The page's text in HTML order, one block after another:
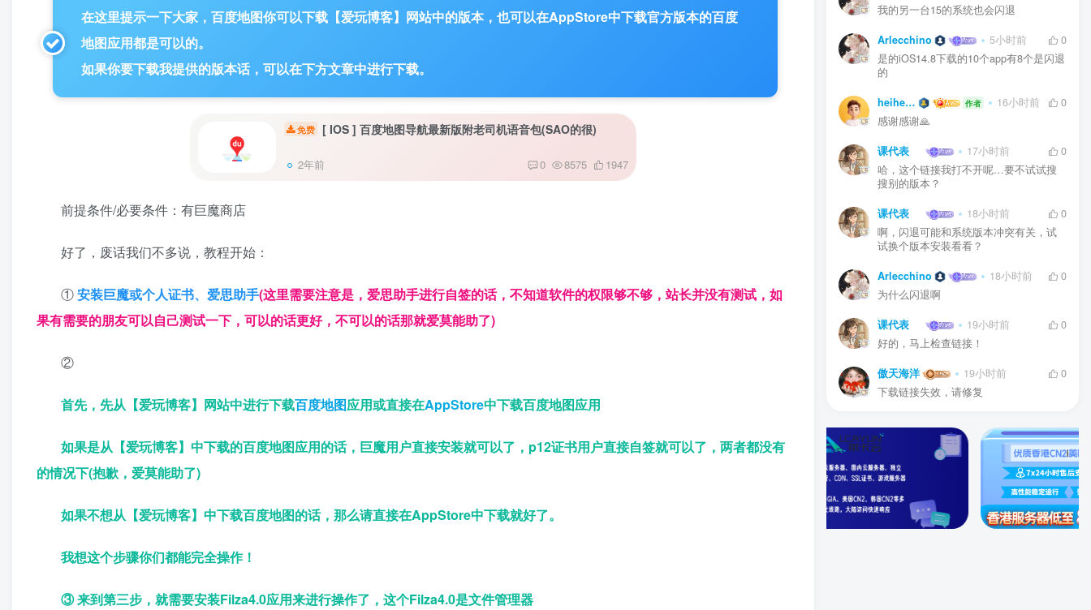
在这里提示一下大家，百度地图你可以下载【爱玩博客】网站中的版本，也可以在AppStore中下载官方版本的百度
地图应用都是可以的。
如果你要下载我提供的版本话，可以在下方文章中进行下载。
免费 [ IOS ] 百度地图导航最新版附老司机语音包(SAO的很)
2年前 0 8575 1947
前提条件/必要条件：有巨魔商店
好了，废话我们不多说，教程开始：
①安装巨魔或个人证书、爱思助手(这里需要注意是，爱思助手进行自签的话，不知道软件的权限够不够，站长并没有测试，如
果有需要的朋友可以自己测试一下，可以的话更好，不可以的话那就爱莫能助了)
②
首先，先从【爱玩博客】网站中进行下载百度地图应用或直接在AppStore中下载百度地图应用
如果是从【爱玩博客】中下载的百度地图应用的话，巨魔用户直接安装就可以了，p12证书用户直接自签就可以了，两者都没有
的情况下(抱歉，爱莫能助了)
如果不想从【爱玩博客】中下载百度地图的话，那么请直接在AppStore中下载就好了。
我想这个步骤你们都能完全操作！
③ 来到第三步，就需要安装Filza4.0应用来进行操作了，这个Filza4.0是文件管理器
我的另一台15的系统也会闪退
Arlecchino 5小时前
0
是的iOS14.8下载的10个app有8个是闪退
的
heiheilian 作者 16小时前
0
感谢感谢🙏
课代表 17小时前
0
哈，这个链接我打不开呢…要不试试搜
搜别的版本？
课代表 18小时前
0
啊，闪退可能和系统版本冲突有关，试
试换个版本安装看看？
Arlecchino 18小时前
0
为什么闪退啊
课代表 19小时前
0
好的，马上检查链接！
傲天海洋 19小时前
0
下载链接失效，请修复